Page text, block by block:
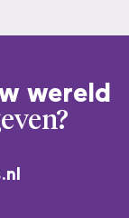
wereld